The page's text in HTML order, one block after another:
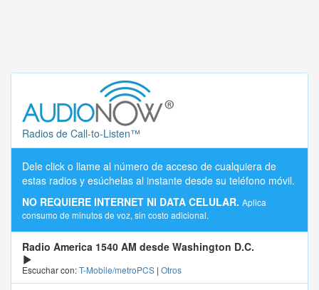
Radios de Call-to-Listen™
Dele click o llame al número de acceso de cualquiera de
estas radios y esúchelas al instante desde su teléfono móvil.
NO REQUIERE INTERNET NI DATA CELULAR. Aplica
consumo de minutos de voz, sin costo adicional.
Radio America 1540 AM desde Washington D.C.
Escuchar con:T-Mobile/metroPCS | Otros